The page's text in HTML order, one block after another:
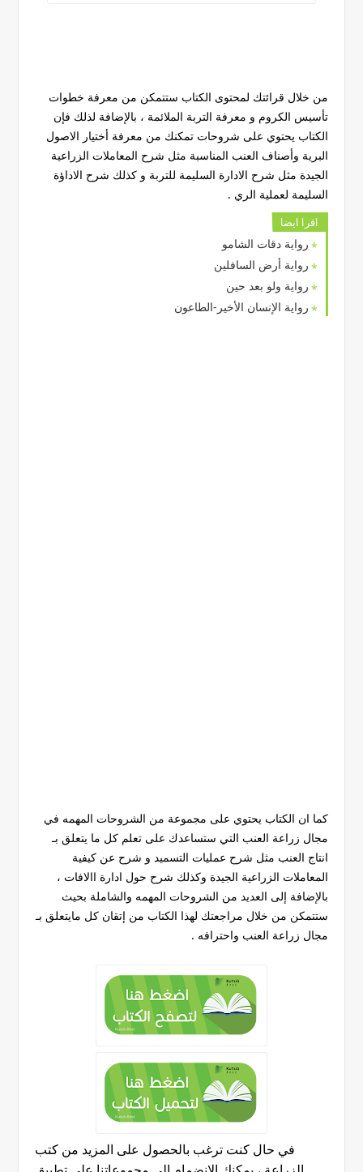
من خلال قرائتك لمحتوى الكتاب ستتمكن من معرفة خطوات
تأسيس الكروم و معرفة التربة الملائمة ، بالإضافة لذلك فإن
الكتاب يحتوي على شروحات تمكنك من معرفة أختيار الاصول
البرية وأصناف العنب المناسبة مثل شرح المعاملات الزراعية
الجيدة مثل شرح الادارة السليمة للتربة و كذلك شرح الاداؤة
السليمة لعملية الري .
اقرا ايضا
رواية دقات الشامو
رواية أرض السافلين
رواية ولو بعد حين
رواية الإنسان الأخير-الطاعون
كما ان الكتاب يحتوي على مجموعة من الشروحات المهمه في
مجال زراعة العنب التي ستساعدك على تعلم كل ما يتعلق بـ
انتاج العنب مثل شرح عمليات التسميد و شرح عن كيفية
المعاملات الزراعية الجيدة وكذلك شرح حول ادارة االافات ،
بالإضافة إلى العديد من الشروحات المهمه والشاملة بحيث
ستتمكن من خلال مراجعتك لهذا الكتاب من إتقان كل مايتعلق بـ
مجال زراعة العنب واحترافه .
في حال كنت ترغب بالحصول على المزيد من كتب